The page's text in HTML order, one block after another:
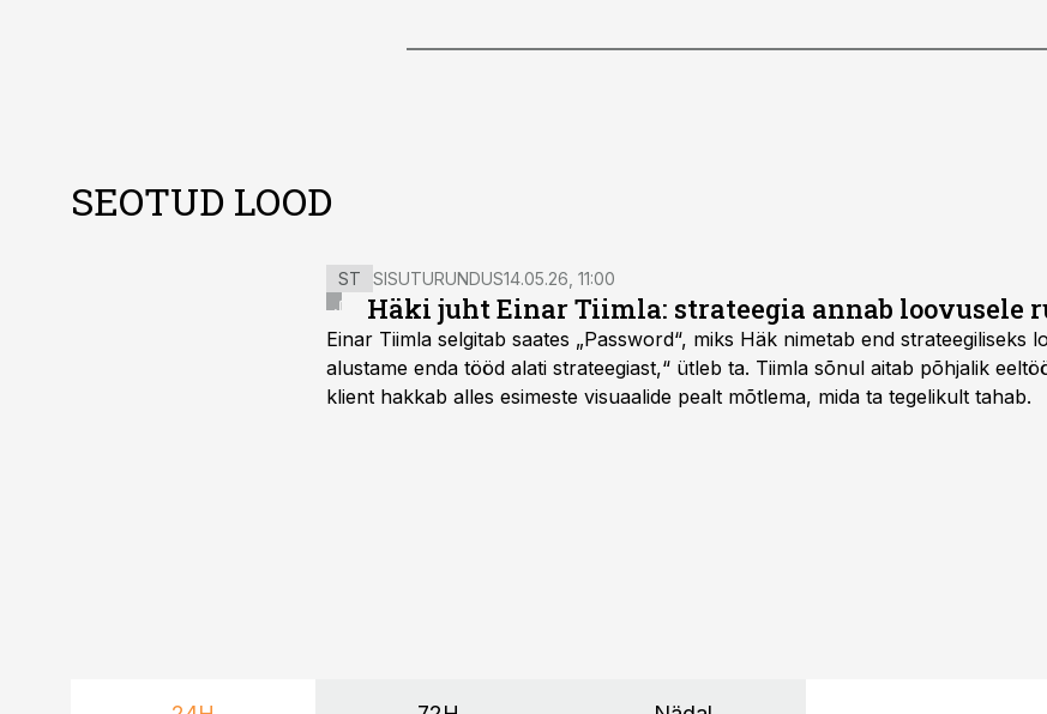
SEOTUD LOOD
ST SISUTURUNDUS14.05.26, 11:00
Häki juht Einar Tiimla: strateegia annab loovusele
Einar Tiimla selgitab saates „Password“, miks Häk nimetab end strateegiliseks
alustame enda tööd alati strateegiast,“ ütleb ta. Tiimla sõnul aitab põhjalik
klient hakkab alles esimeste visuaalide pealt mõtlema, mida ta tegelikult tahab.